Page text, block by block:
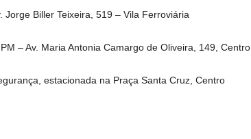
Jorge Biller Teixeira, 519 – Vila Ferroviária
– Av. Maria Antonia Camargo de Oliveira, 149, Centro
estacionada na Praça Santa Cruz, Centro